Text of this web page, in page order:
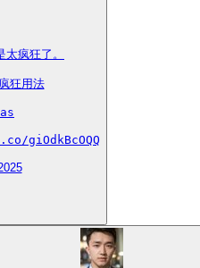
疯狂了。
狂用法
giOdkBcOQQ